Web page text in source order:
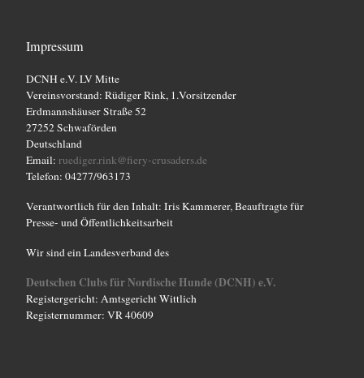
Impressum
DCNH e.V. LV Mitte
Vereinsvorstand: Rüdiger Rink, 1.Vorsitzender
Erdmannshäuser Straße 52
27252 Schwaförden
Deutschland
Email: ruediger.rink@fiery-crusaders.de
Telefon: 04277/963173
Verantwortlich für den Inhalt: Iris Kammerer, Beauftragte für
Presse- und Öffentlichkeitsarbeit
Wir sind ein Landesverband des
Deutschen Clubs für Nordische Hunde (DCNH) e.V.
Registergericht: Amtsgericht Wittlich
Registernummer: VR 40609